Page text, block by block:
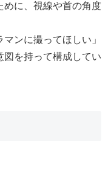
めに、視線や首の角度
ンに撮ってほしい」
図を持って構成してい